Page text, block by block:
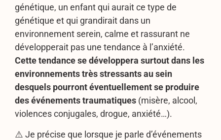
génétique, un enfant qui aurait ce type de
génétique et qui grandirait dans un
environnement serein, calme et rassurant ne
développerait pas une tendance à l’anxiété.
Cettetendance se développera surtout dans les
environnements très stressants au sein
desquels pourront éventuellement se produire
des événements traumatiques (misère, alcool,
violences conjugales, drogue, anxiété…).
⚠️ Je précise que lorsque je parle d’événements